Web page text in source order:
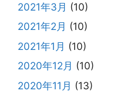
2021年3月 (10)
2021年2月 (10)
2021年1月 (10)
2020年12月 (10)
2020年11月 (13)